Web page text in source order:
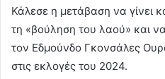
Κάλεσε η μετάβαση να γίνει
τη «βούληση του λαού» και
τον Εδμούνδο Γκονσάλες
στις εκλογές του 2024.